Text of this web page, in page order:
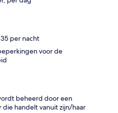
35 per nacht
voor de
beheerd door een
die handelt vanuit zijn/haar